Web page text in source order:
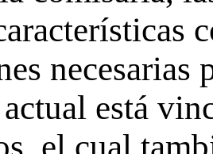
está
el cual